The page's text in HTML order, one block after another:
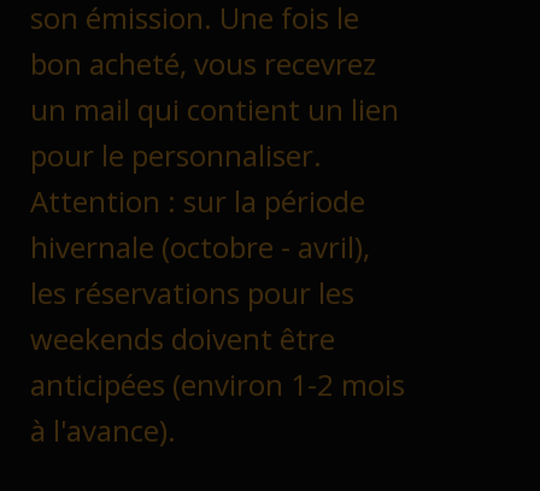
son émission. Une fois le
bon acheté, vous recevrez
un mail qui contient un lien
pour le personnaliser.
Attention : sur la période
hivernale (octobre - avril),
les réservations pour les
weekends doivent être
anticipées (environ 1-2 mois
à l'avance).